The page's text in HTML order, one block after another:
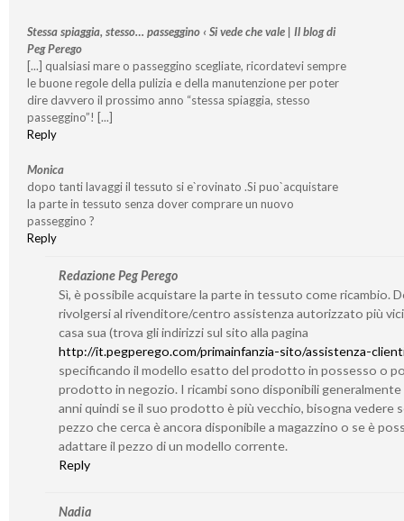
Stessa spiaggia, stesso… passeggino ‹ Si vede che vale | Il blog di
Peg Perego
[...] qualsiasi mare o passeggino scegliate, ricordatevi sempre
le buone regole della pulizia e della manutenzione per poter
dire davvero il prossimo anno “stessa spiaggia, stesso
passeggino”! [...]
Reply
Monica
dopo tanti lavaggi il tessuto si e`rovinato .Si puo`acquistare
la parte in tessuto senza dover comprare un nuovo
passeggino ?
Reply
Redazione Peg Perego
Sì, è possibile acquistare la parte in tessuto come ricambio.
rivolgersi al rivenditore/centro assistenza autorizzato più
casa sua (trova gli indirizzi sul sito alla pagina
http://it.pegperego.com/primainfanzia-sito/assistenza-
specificando il modello esatto del prodotto in possesso o
prodotto in negozio. I ricambi sono disponibili generalmente
anni quindi se il suo prodotto è più vecchio, bisogna vedere
pezzo che cerca è ancora disponibile a magazzino o se è
adattare il pezzo di un modello corrente.
Reply
Nadia